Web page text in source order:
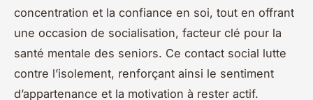
concentration et la confiance en soi, tout en offrant
une occasion de socialisation, facteur clé pour la
santé mentale des seniors. Ce contact social lutte
contre l’isolement, renforçant ainsi le sentiment
d’appartenance et la motivation à rester actif.